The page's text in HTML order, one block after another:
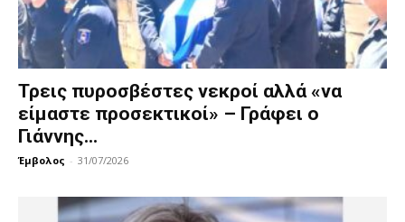
Τρεις πυροσβέστες νεκροί αλλά «να
είμαστε προσεκτικοί» – Γράφει ο
Γιάννης...
Έμβολος - 31/07/2026